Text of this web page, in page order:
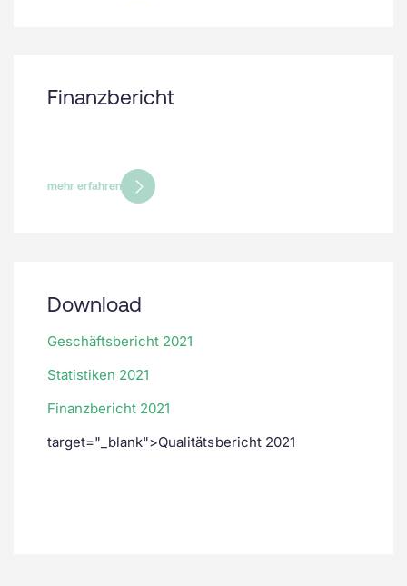
Finanzbericht
mehr erfahren
Download
Geschäftsbericht 2021
Statistiken 2021
Finanzbericht 2021
target="_blank">Qualitätsbericht 2021